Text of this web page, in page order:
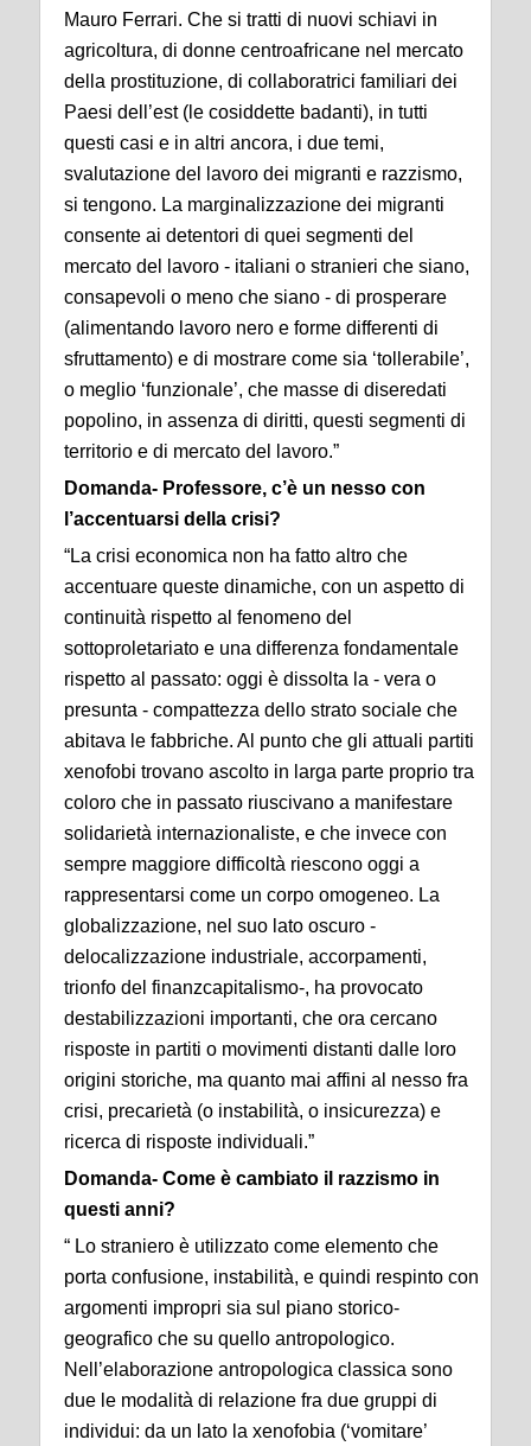
Mauro Ferrari. Che si tratti di nuovi schiavi in
agricoltura, di donne centroafricane nel mercato
della prostituzione, di collaboratrici familiari dei
Paesi dell’est (le cosiddette badanti), in tutti
questi casi e in altri ancora, i due temi,
svalutazione del lavoro dei migranti e razzismo,
si tengono. La marginalizzazione dei migranti
consente ai detentori di quei segmenti del
mercato del lavoro - italiani o stranieri che siano,
consapevoli o meno che siano - di prosperare
(alimentando lavoro nero e forme differenti di
sfruttamento) e di mostrare come sia ‘tollerabile’,
o meglio ‘funzionale’, che masse di diseredati
popolino, in assenza di diritti, questi segmenti di
territorio e di mercato del lavoro.”
Domanda- Professore, c’è un nesso con
l’accentuarsi della crisi?
“La crisi economica non ha fatto altro che
accentuare queste dinamiche, con un aspetto di
continuità rispetto al fenomeno del
sottoproletariato e una differenza fondamentale
rispetto al passato: oggi è dissolta la - vera o
presunta - compattezza dello strato sociale che
abitava le fabbriche. Al punto che gli attuali partiti
xenofobi trovano ascolto in larga parte proprio tra
coloro che in passato riuscivano a manifestare
solidarietà internazionaliste, e che invece con
sempre maggiore difficoltà riescono oggi a
rappresentarsi come un corpo omogeneo. La
globalizzazione, nel suo lato oscuro -
delocalizzazione industriale, accorpamenti,
trionfo del finanzcapitalismo-, ha provocato
destabilizzazioni importanti, che ora cercano
risposte in partiti o movimenti distanti dalle loro
origini storiche, ma quanto mai affini al nesso fra
crisi, precarietà (o instabilità, o insicurezza) e
ricerca di risposte individuali.”
Domanda- Come è cambiato il razzismo in
questi anni?
“ Lo straniero è utilizzato come elemento che
porta confusione, instabilità, e quindi respinto con
argomenti impropri sia sul piano storico-
geografico che su quello antropologico.
Nell’elaborazione antropologica classica sono
due le modalità di relazione fra due gruppi di
individui: da un lato la xenofobia (‘vomitare’